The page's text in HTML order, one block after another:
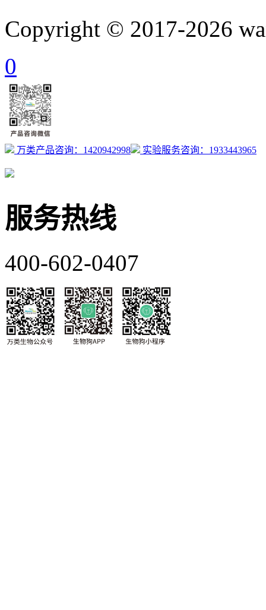
Copyright © 2017-2026
0
万类产品咨询：1420942998 实验服务咨询：1933443965
服务热线
400-602-0407